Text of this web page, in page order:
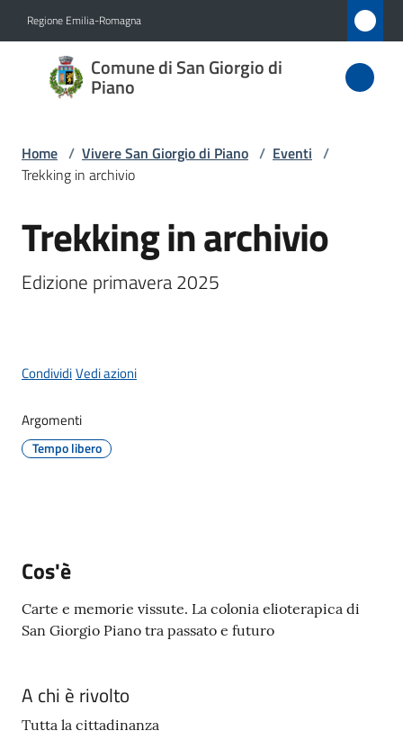
Regione Emilia-Romagna
Comune di San Giorgio di
Piano
Comune
di San
di Piano
Amministrazione
Novità
Vivere
Giorgio
di
Piano
Amministrazione
A
o
P
Home / Vivere San Giorgio di Piano / Eventi /
Trekking in archivio
Salta al contenuto
Trekking in archivio
Edizione primavera 2025
CondividiVedi azioni
Argomenti
Tempo libero
Cos'è
Carte e memorie vissute. La colonia elioterapica di
San Giorgio Piano tra passato e futuro
A chi è rivolto
Tutta la cittadinanza